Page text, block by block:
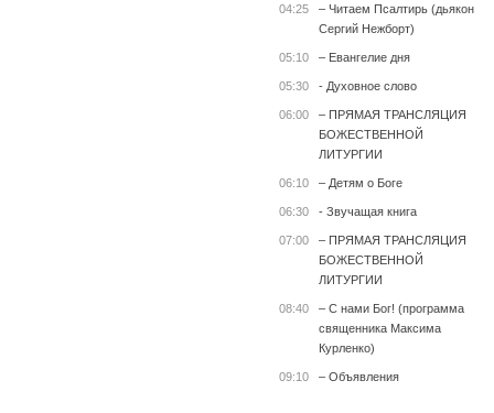
04:25
– Читаем Псалтирь (дьякон
Сергий Нежборт)
05:10 – Евангелие дня
05:30 - Духовное слово
06:00
– ПРЯМАЯ ТРАНСЛЯЦИЯ
БОЖЕСТВЕННОЙ
ЛИТУРГИИ
06:10 – Детям о Боге
06:30 - Звучащая книга
07:00
– ПРЯМАЯ ТРАНСЛЯЦИЯ
БОЖЕСТВЕННОЙ
ЛИТУРГИИ
08:40
– С нами Бог! (программа
священника Максима
Курленко)
09:10 – Объявления